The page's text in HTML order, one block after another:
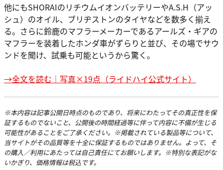
他にもSHORAIのリチウムイオンバッテリーやA.S.H（アッ
シュ）のオイル、ブリヂストンのタイヤなどを数多く揃え
る。さらに鈴鹿のマフラーメーカーであるアールズ・ギアの
マフラーを装着したホンダ車がずらりと並び、その場でサウ
ンドを聞け、試乗も可能というから驚く。
→全文を読む｜写真×19点（ライドハイ公式サイト）
※本内容は記事公開日時点のものであり、将来にわたってその真正性を保
証するものでないこと、公開後の時間経過等に伴って内容に不備が生じる
可能性があることをご了承ください。※掲載されている製品等について、
当サイトがその品質等を十全に保証するものではありません。よって、そ
の購入／利用にあたっては自己責任にてお願いします。※特別な表記がな
いかぎり、価格情報は税込です。